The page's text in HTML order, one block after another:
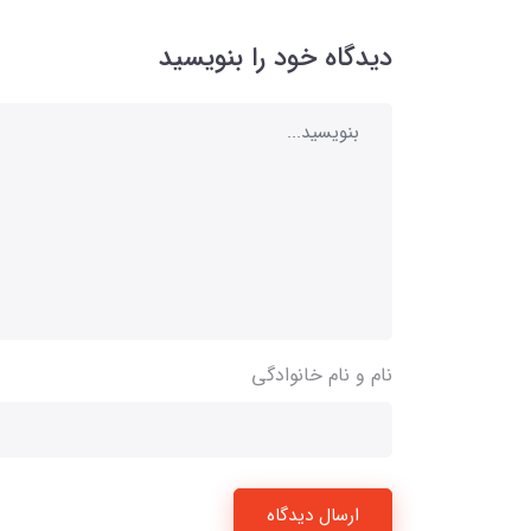
دیدگاه خود را بنویسید
نام و نام خانوادگی
ارسال دیدگاه